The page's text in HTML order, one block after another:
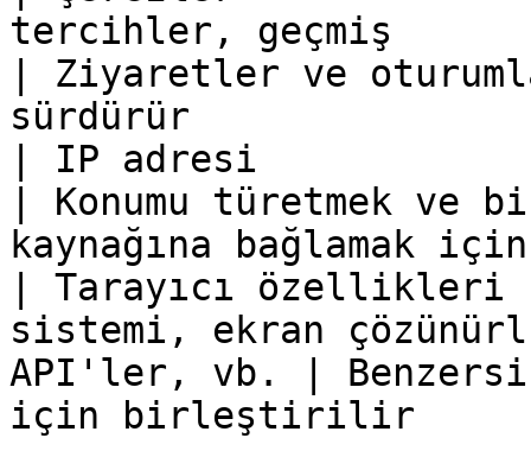
tercihler, geçmiş
| Ziyaretler ve
sürdürür
| IP adresi            |
| Konumu türetmek ve
kaynağına bağlamak
| Tarayıcı özellikleri
sistemi, ekran
API'ler, vb. |
için birleştirilir